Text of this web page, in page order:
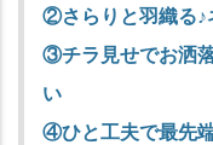
②さらりと羽織る♪
③チラ見せでお洒
い
④ひと工夫で最先